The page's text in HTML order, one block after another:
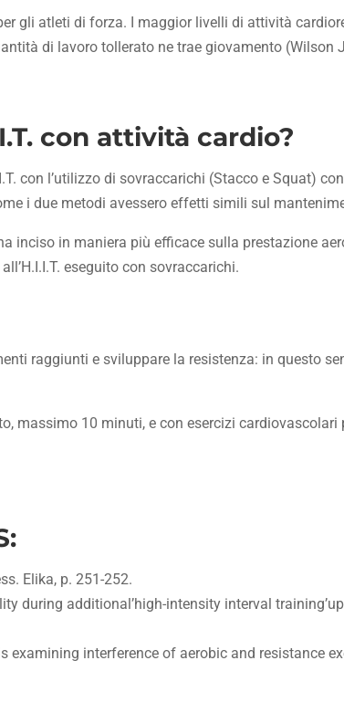
gli atleti di forza. I maggior livelli di attività
di lavoro tollerato ne trae giovamento (Wilson
con attività cardio?
con l’utilizzo di sovraccarichi (Stacco e Squat)
i due metodi avessero effetti simili sul
inciso in maniera più efficace sulla prestazione
eseguito con sovraccarichi.
raggiunti e sviluppare la resistenza: in questo
massimo 10 minuti, e con esercizi
Elika, p. 251-252.
during additional’high-intensity interval
interference of aerobic and resistance